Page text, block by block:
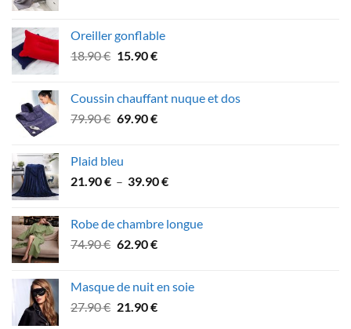
était :
64.90 €.
est :
59.90 €.
Oreiller gonflable
18.90€ Le
était :
18.90 €.
15.90€Le
est :
15.90 €.
Coussin chauffant nuque et dos
79.90€ Le
était :
79.90 €.
69.90€Le
69.90 €.
Plaid bleu
21.90€ – 39.90€Plage
21.90 €
Robe de chambre longue
74.90€ Le
était :
74.90 €.
62.90€Le
est :
62.90 €.
Masque de nuit en soie
27.90€ Le
21.90€Le